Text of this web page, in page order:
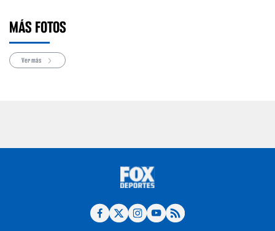
MÁS FOTOS
Ver más